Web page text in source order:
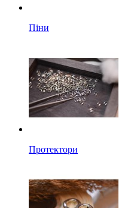
Піни
Протектори